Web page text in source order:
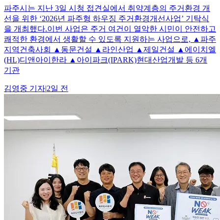
파주시는 지난 3일 시청 접견실에서 취약계층의 주거환경 개
선을 위한 ‘2026년 파주형 하우징 주거환경개선사업’ 기탁식
을 개최했다.이번 사업은 주거 여건이 열악한 시민이 안전하고
쾌적한 환경에서 생활할 수 있도록 지원하는 사업으로, ▲파주
지역건축사회 ▲동문건설 ▲라인산업 ▲제일건설 ▲에이치엘
(HL)디앤아이한라 ▲아이파크(IPARK)현대산업개발 등 6개
기관
김영중 기자|2일 전